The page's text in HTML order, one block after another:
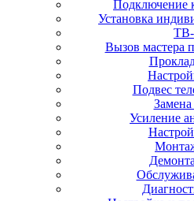
Подключение
Установка
ТВ-
Вызов мастера
Подвес
Усиление